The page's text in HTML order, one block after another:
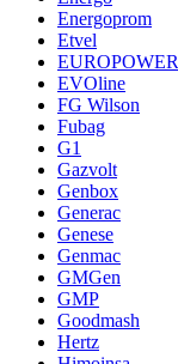
Energoprom
Etvel
EUROPOWER
EVOline
FG Wilson
Fubag
G1
Gazvolt
Genbox
Generac
Genese
Genmac
GMGen
GMP
Goodmash
Hertz